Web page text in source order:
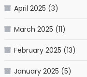
April 2025 (3)
March 2025 (11)
February 2025 (13)
January 2025 (5)